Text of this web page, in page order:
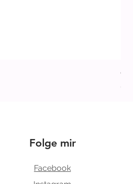
Folge mir
Facebook